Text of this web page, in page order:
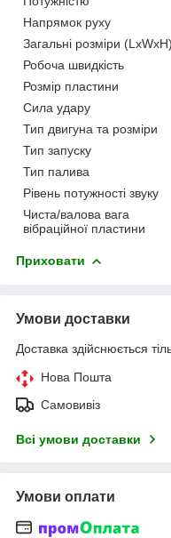
Напрямок руху
Загальні розміри (LxWxH)
Робоча швидкість
Розмір пластини
Сила удару
Тип двигуна та розміри
Тип запуску
Тип палива
Рівень потужності звуку
Чиста/валова вага
вібраційної пластини
Приховати
Умови доставки
Доставка здійснюється
Нова Пошта
Самовивіз
Всі умови доставки
Умови оплати